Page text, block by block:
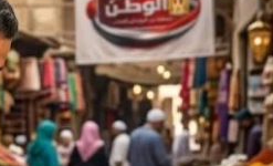
ي
د
ا
إ
ل
ك